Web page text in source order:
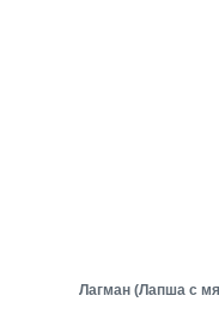
Лагман (Лапша с